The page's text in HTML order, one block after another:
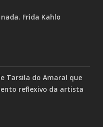
Frida Kahlo
Tarsila do Amaral que
reflexivo da artista